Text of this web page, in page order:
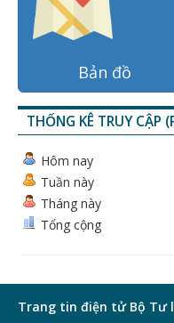
Bản đồ
THỐNG KÊ TRUY CẬP
Hôm nay
Tuần này
Tháng này
Tổng cộng
Trang tin điện tử Bộ Tư